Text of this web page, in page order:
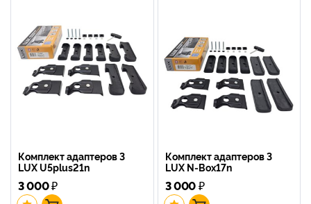
Комплект адаптеров 3
LUX U5plus21n
3 000₽
Комплект адаптеров 3
LUX N-Box17n
3 000₽